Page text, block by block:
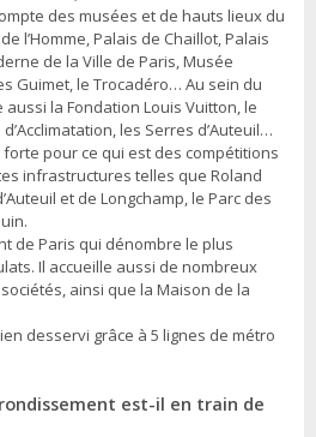
des musées et de hauts lieux du
l’Homme, Palais de Chaillot, Palais
de la Ville de Paris, Musée
Guimet, le Trocadéro… Au sein du
la Fondation Louis Vuitton, le
les Serres d’Auteuil…
forte pour ce qui est des compétitions
infrastructures telles que Roland
et de Longchamp, le Parc des
de Paris qui dénombre le plus
Il accueille aussi de nombreux
ainsi que la Maison de la
desservi grâce à 5 lignes de métro
est-il en train de